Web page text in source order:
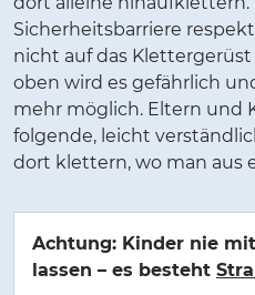
Sicherheitsbarriere
nicht auf das
oben wird es gefährlich
mehr möglich. Eltern und
folgende, leicht
dort klettern, wo man aus
Achtung: Kinder nie
lassen – es besteht